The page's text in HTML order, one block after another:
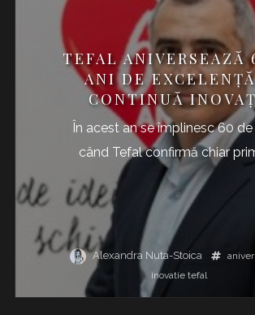
TEFAL ANIVERSEAZĂ
ANI DE
CONTINUĂ
În acest an se împlinesc 60
când Tefal confirmă chiar
Alexandra Nuta-Stoica
inovatie tefal